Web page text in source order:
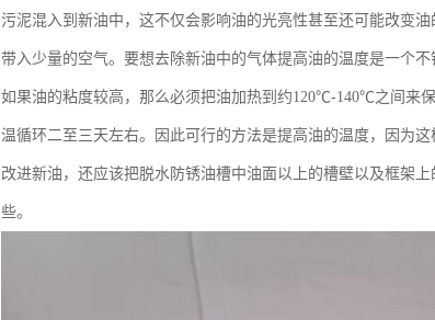
污泥混入到新油中，这不仅会影响油的光亮性甚至还可能改变
带入少量的空气。要想去除新油中的气体提高油的温度是一个不
如果油的粘度较高，那么必须把油加热到约120℃-140℃之间来
温循环二至三天左右。因此可行的方法是提高油的温度，因为
改进新油，还应该把脱水防锈油槽中油面以上的槽壁以及框架
些。